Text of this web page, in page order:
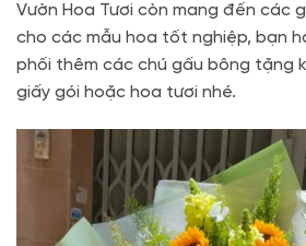
Vườn Hoa Tươi còn mang đến các
cho các mẫu hoa tốt nghiệp, bạn
phối thêm các chú gấu bông tặng
giấy gói hoặc hoa tươi nhé.